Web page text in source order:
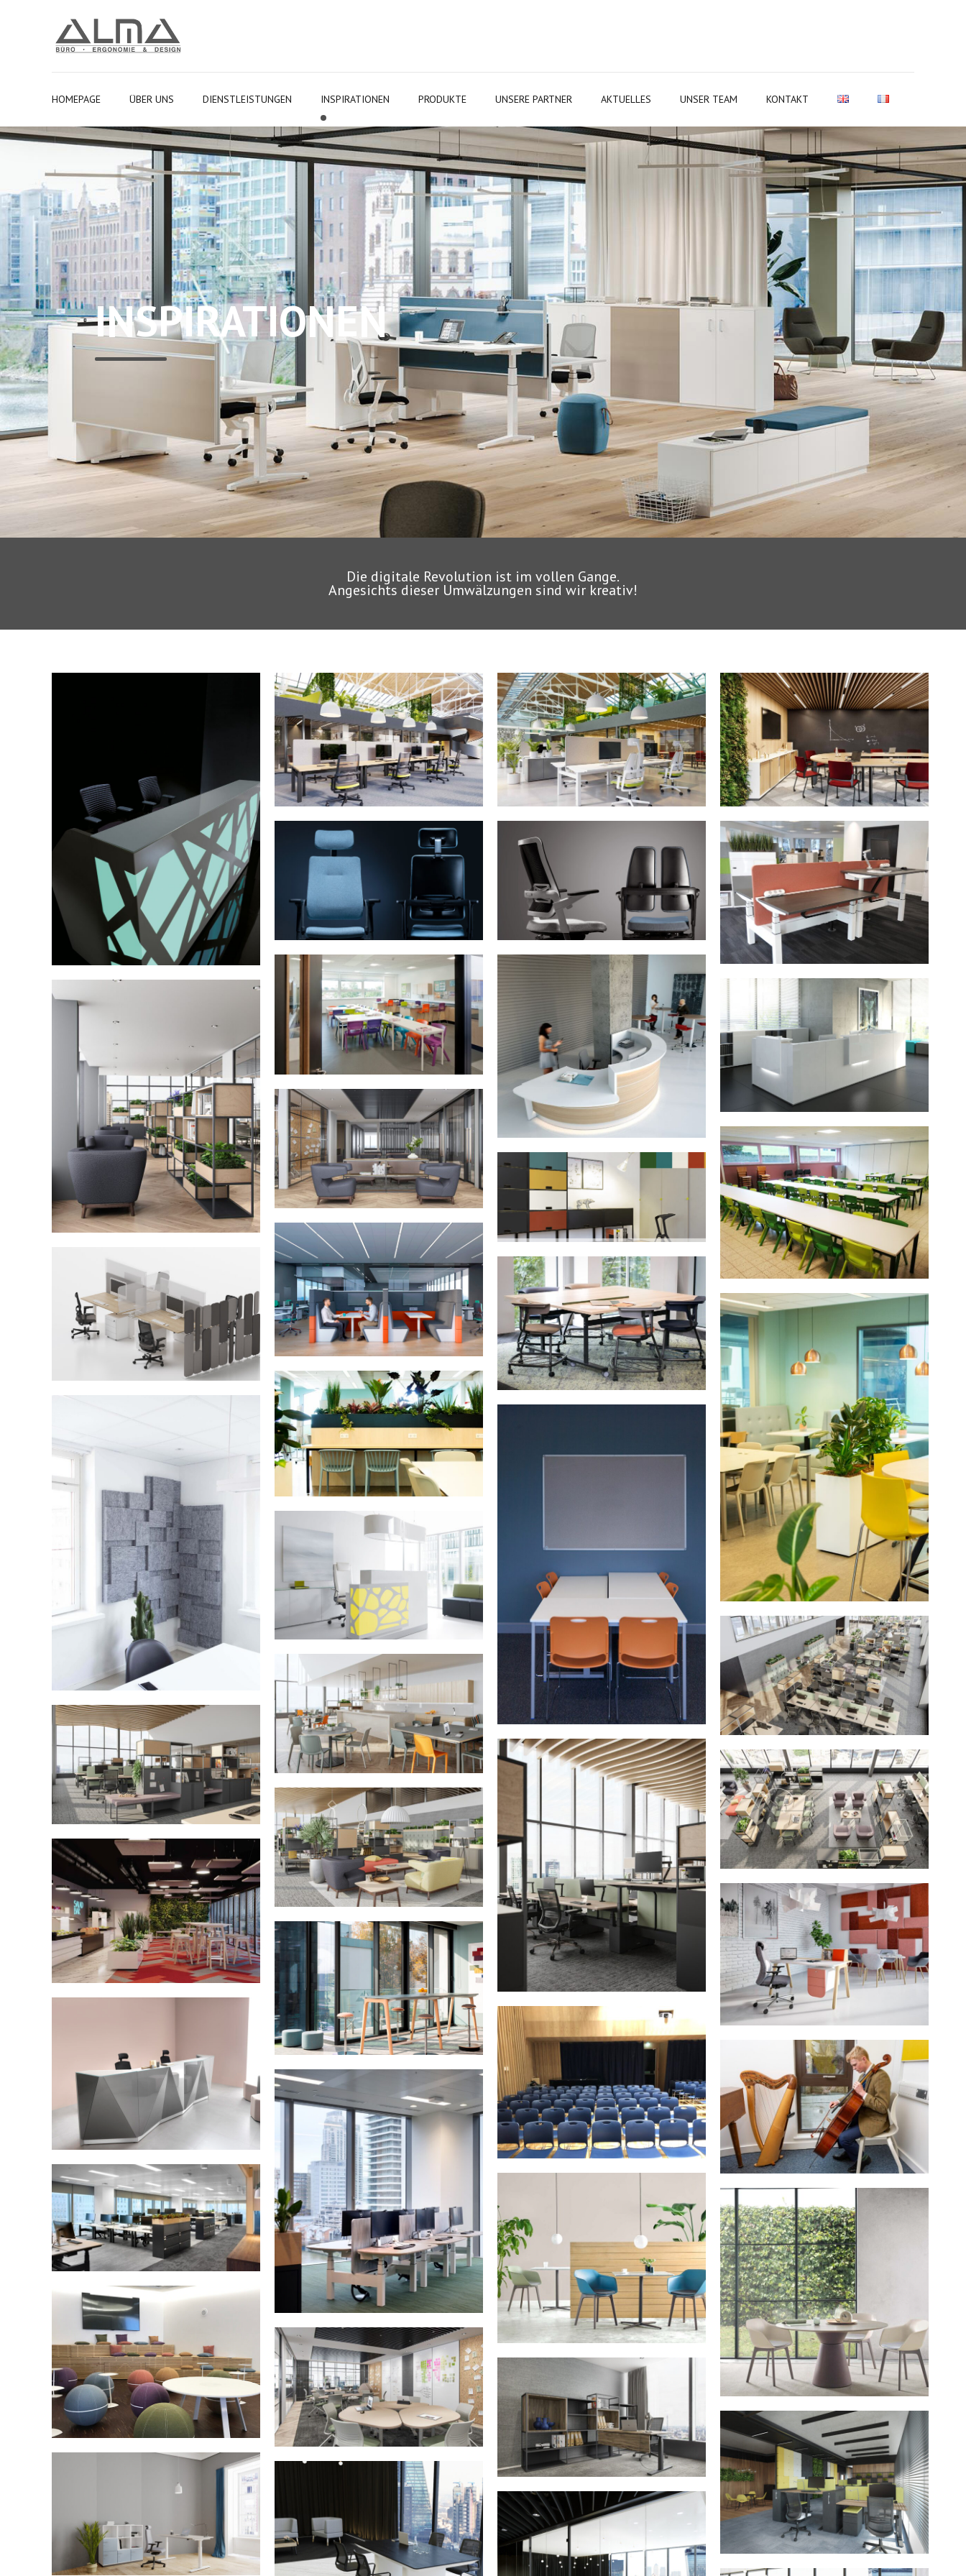
HOMEPAGE ÜBER UNS DIENSTLEISTUNGEN INSPIRATIONEN PRODUKTE UNSERE PARTNER AKTUELLES UNSER TEAM KONTAKT
INSPIRATIONEN
Die digitale Revolution ist im vollen Gange.
Angesichts dieser Umwälzungen sind wir kreativ!